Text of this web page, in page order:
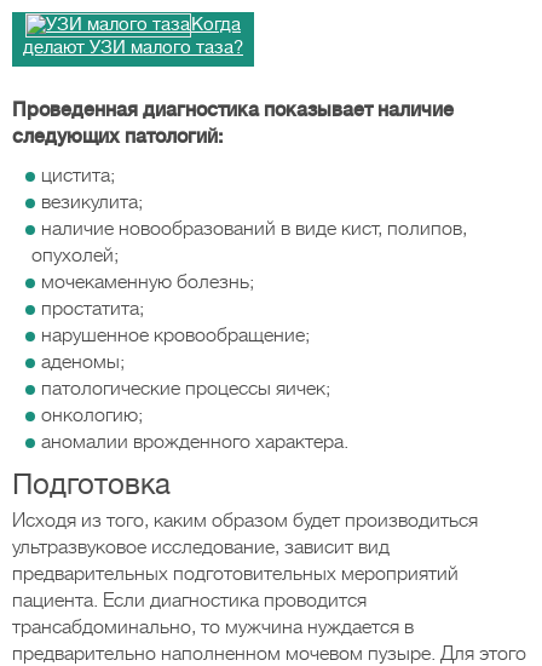
Когда
делают УЗИ малого таза?
Проведенная диагностика показывает наличие
следующих патологий:
цистита;
везикулита;
наличие новообразований в виде кист, полипов,
опухолей;
мочекаменную болезнь;
простатита;
нарушенное кровообращение;
аденомы;
патологические процессы яичек;
онкологию;
аномалии врожденного характера.
Подготовка
Исходя из того, каким образом будет производиться
ультразвуковое исследование, зависит вид
предварительных подготовительных мероприятий
пациента. Если диагностика проводится
трансабдоминально, то мужчина нуждается в
предварительно наполненном мочевом пузыре. Для этого